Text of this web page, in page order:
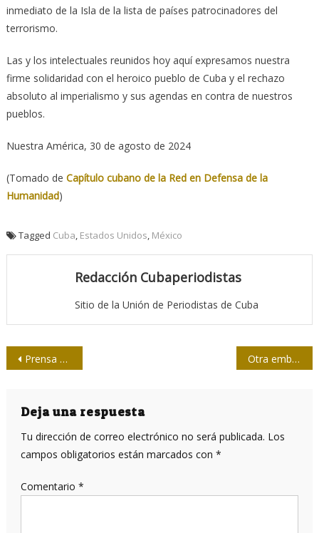
inmediato de la Isla de la lista de países patrocinadores del
terrorismo.
Las y los intelectuales reunidos hoy aquí expresamos nuestra
firme solidaridad con el heroico pueblo de Cuba y el rechazo
absoluto al imperialismo y sus agendas en contra de nuestros
pueblos.
Nuestra América, 30 de agosto de 2024
(Tomado de Capítulo cubano de la Red en Defensa de la
Humanidad)
Tagged Cuba Estados Unidos México
Redacción Cubaperiodistas
Sitio de la Unión de Periodistas de Cuba
Navegación
entradas
Prensa Latina reelegida en el Consejo de Red de Noticias Franja y Ruta Otra embarcación es atacada por orcas. Unos científicos sospechan la razón
Deja una respuesta
Tu dirección de correo electrónico no será publicada. Los
campos obligatorios están marcados con *
Comentario *